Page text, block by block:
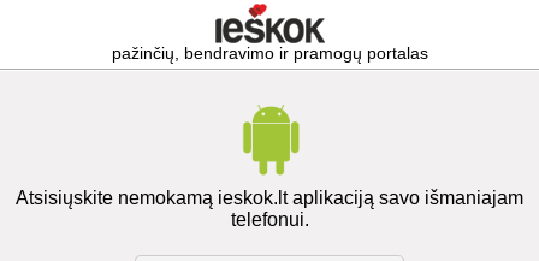
pažinčių, bendravimo ir pramogų portalas
Atsisiųskite nemokamą ieskok.lt aplikaciją savo išmaniajam
telefonui.